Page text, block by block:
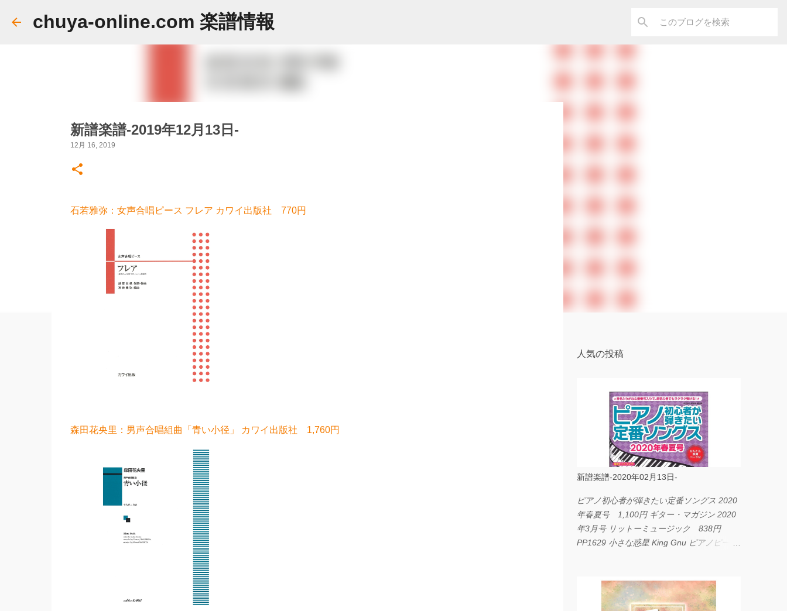
chuya-online.com 楽譜情報
新譜楽譜-2019年12月13日-
12月 16, 2019
石若雅弥：女声合唱ピース フレア カワイ出版社 770円
森田花央里：男声合唱組曲「青い小径」 カワイ出版社 1,760円
人気の投稿
新譜楽譜-2020年02月13日-
ピアノ初心者が弾きたい定番ソングス 2020
年春夏号 1,100円 ギター・マガジン 2020
年3月号 リットーミュージック 838円
PP1629 小さな惑星 King Gnu ピアノピース
LOVE... Official髭男dism バンドピース フェ
アリー 825円